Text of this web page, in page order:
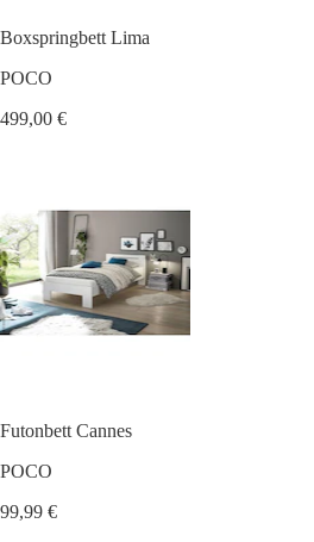
Boxspringbett Lima
POCO
499,00 €
Futonbett Cannes
POCO
99,99 €